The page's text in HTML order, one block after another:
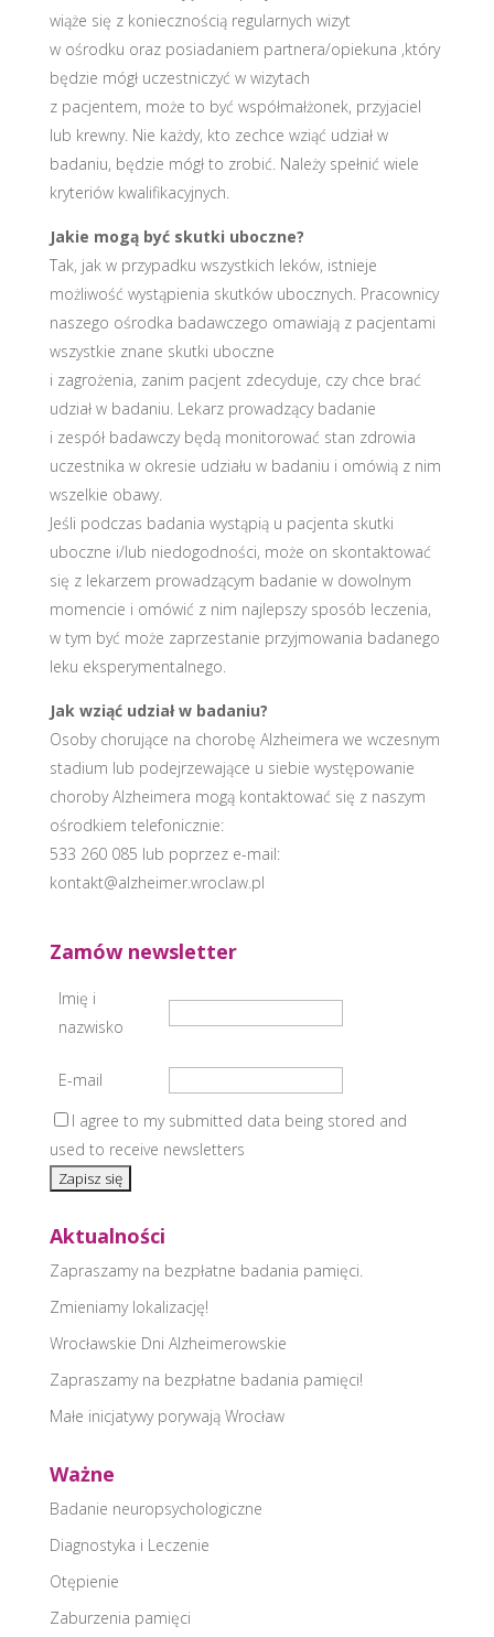
wiąże się z koniecznością regularnych wizyt
w ośrodku oraz posiadaniem partnera/opiekuna ,który
będzie mógł uczestniczyć w wizytach
z pacjentem, może to być współmałżonek, przyjaciel
lub krewny. Nie każdy, kto zechce wziąć udział w
badaniu, będzie mógł to zrobić. Należy spełnić wiele
kryteriów kwalifikacyjnych.
Jakie mogą być skutki uboczne?
Tak, jak w przypadku wszystkich leków, istnieje
możliwość wystąpienia skutków ubocznych. Pracownicy
naszego ośrodka badawczego omawiają z pacjentami
wszystkie znane skutki uboczne
i zagrożenia, zanim pacjent zdecyduje, czy chce brać
udział w badaniu. Lekarz prowadzący badanie
i zespół badawczy będą monitorować stan zdrowia
uczestnika w okresie udziału w badaniu i omówią z nim
wszelkie obawy.
Jeśli podczas badania wystąpią u pacjenta skutki
uboczne i/lub niedogodności, może on skontaktować
się z lekarzem prowadzącym badanie w dowolnym
momencie i omówić z nim najlepszy sposób leczenia,
w tym być może zaprzestanie przyjmowania badanego
leku eksperymentalnego.
Jak wziąć udział w badaniu?
Osoby chorujące na chorobę Alzheimera we wczesnym
stadium lub podejrzewające u siebie występowanie
choroby Alzheimera mogą kontaktować się z naszym
ośrodkiem telefonicznie:
533 260 085 lub poprzez e-mail:
kontakt@alzheimer.wroclaw.pl
Zamów newsletter
Imię i
nazwisko
E-mail
I agree to my submitted data being stored and
used to receive newsletters
Aktualności
Zapraszamy na bezpłatne badania pamięci.
Zmieniamy lokalizację!
Wrocławskie Dni Alzheimerowskie
Zapraszamy na bezpłatne badania pamięci!
Małe inicjatywy porywają Wrocław
Ważne
Badanie neuropsychologiczne
Diagnostyka i Leczenie
Otępienie
Zaburzenia pamięci